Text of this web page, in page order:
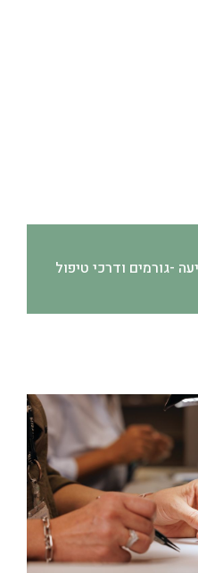
-גורמים ודרכי טיפול